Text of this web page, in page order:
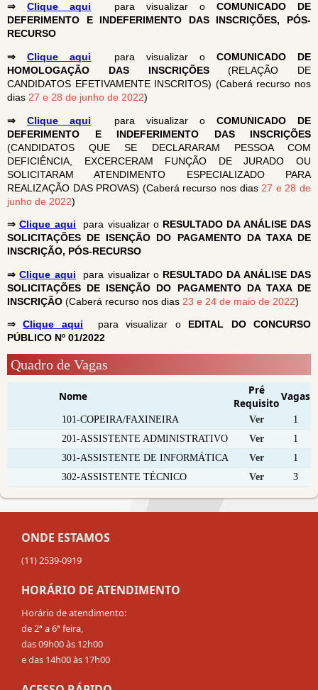
⇒Clique aqui para visualizar o COMUNICADO DE
DEFERIMENTO E INDEFERIMENTO DAS INSCRIÇÕES, PÓS-
RECURSO
⇒Clique aqui para visualizar o COMUNICADO DE
HOMOLOGAÇÃO DAS INSCRIÇÕES(RELAÇÃO DE
CANDIDATOS EFETIVAMENTE INSCRITOS) (Caberá recurso nos
dias 27 e 28 de junho de 2022)
⇒Clique aqui para visualizar o COMUNICADO DE
DEFERIMENTO E INDEFERIMENTO DAS INSCRIÇÕES
(CANDIDATOS QUE SE DECLARARAM PESSOA COM
DEFICIÊNCIA, EXCERCERAM FUNÇÃO DE JURADO OU
SOLICITARAM ATENDIMENTO ESPECIALIZADO PARA
REALIZAÇÃO DAS PROVAS) (Caberá recurso nos dias 27 e 28 de
junho de 2022)
⇒Clique aqui para visualizar o RESULTADO DA ANÁLISE DAS
SOLICITAÇÕES DE ISENÇÃO DO PAGAMENTO DA TAXA DE
INSCRIÇÃO, PÓS-RECURSO
⇒Clique aqui para visualizar o RESULTADO DA ANÁLISE DAS
SOLICITAÇÕES DE ISENÇÃO DO PAGAMENTO DA TAXA DE
INSCRIÇÃO (Caberá recurso nos dias 23 e 24 de maio de 2022)
⇒Clique aqui para visualizar o EDITAL DO CONCURSO
PÚBLICO Nº 01/2022
Quadro de Vagas
Nome
Pré
Requisito
Vagas
101-COPEIRA/FAXINEIRA Ver
1
201-ASSISTENTE ADMINISTRATIVO
Ver
1
301-ASSISTENTE DE INFORMÁTICA
Ver
1
302-ASSISTENTE TÉCNICO
Ver 3
ONDE ESTAMOS
(11) 2539-0919
HORÁRIO DE ATENDIMENTO
Horário de atendimento:
de 2ª a 6ª feira,
das 09h00 às 12h00
e das 14h00 às 17h00